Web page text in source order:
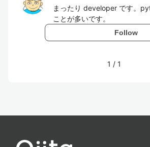
まったり developer です。
ことが多いです。
Follow
1 / 1